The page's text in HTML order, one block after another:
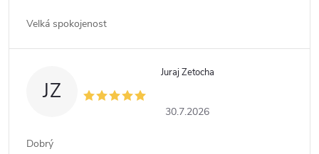
Velká spokojenost
JZ
Juraj Zetocha
30.7.2026
Dobrý